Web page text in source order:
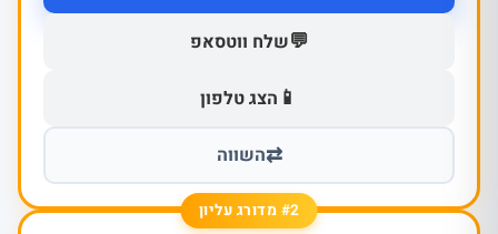
💬שלח ווטסאפ
📱 הצג טלפון
⇄השווה
#2 מדורג עליון